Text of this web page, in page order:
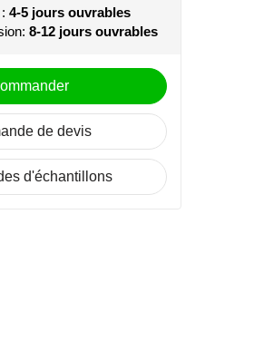
4-5 jours ouvrables
8-12 jours ouvrables
de devis
d'échantillons